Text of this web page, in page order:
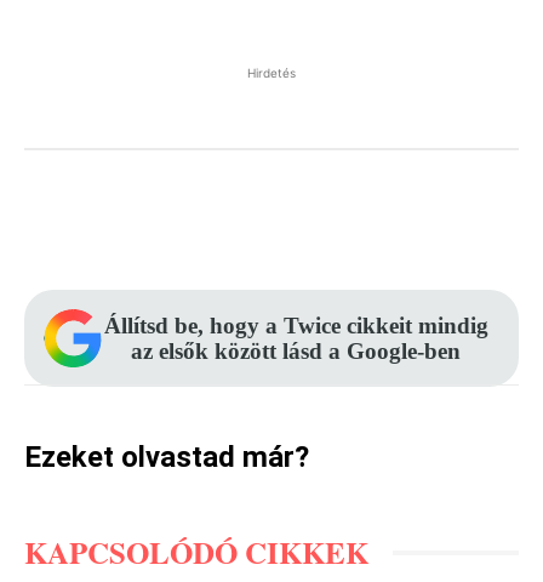
Hirdetés
Állítsd be, hogy a Twice cikkeit mindig
az elsők között lásd a Google-ben
Ezeket olvastad már?
KAPCSOLÓDÓ CIKKEK